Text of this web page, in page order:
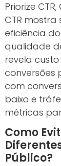
Priorize
CTR mostra
eficiência
qualidade
revela
conversões
com
baixo e
métricas
Como
Público?